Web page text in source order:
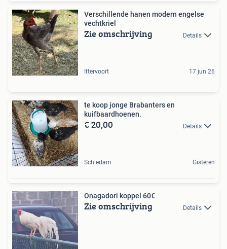
Verschillende hanen modern engelse
vechtkriel
Zie omschrijving Details
Ittervoort 17 jun 26
te koop jonge Brabanters en
kuifbaardhoenen.
€ 20,00 Details
Schiedam Gisteren
Onagadori koppel 60€
Zie omschrijving Details